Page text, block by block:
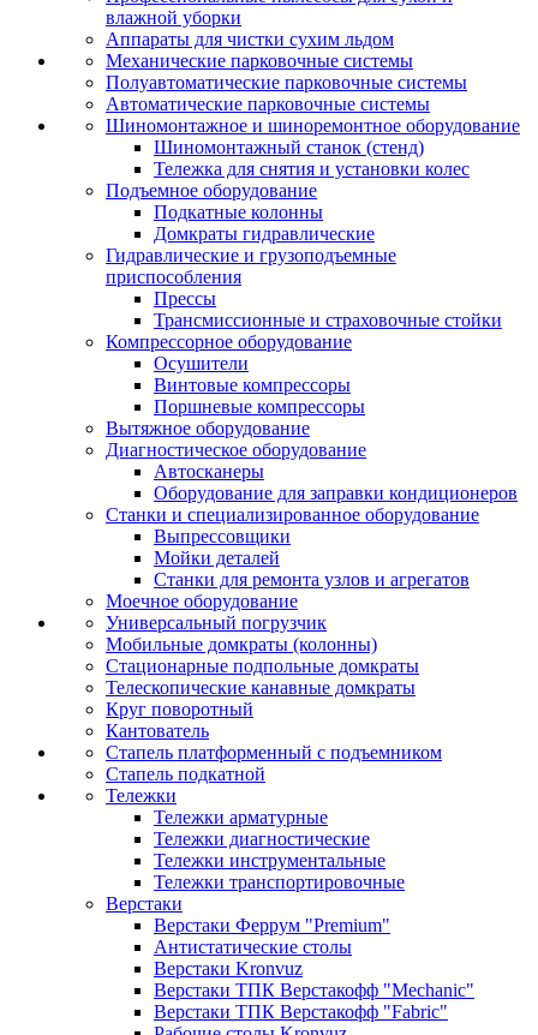
влажной уборки
Аппараты для чистки сухим льдом
Механические парковочные системы
Полуавтоматические парковочные системы
Автоматические парковочные системы
Шиномонтажное и шиноремонтное оборудование
Шиномонтажный станок (стенд)
Тележка для снятия и установки колес
Подъемное оборудование
Подкатные колонны
Домкраты гидравлические
Гидравлические и грузоподъемные
приспособления
Прессы
Трансмиссионные и страховочные стойки
Компрессорное оборудование
Осушители
Винтовые компрессоры
Поршневые компрессоры
Вытяжное оборудование
Диагностическое оборудование
Автосканеры
Оборудование для заправки кондиционеров
Станки и специализированное оборудование
Выпрессовщики
Мойки деталей
Станки для ремонта узлов и агрегатов
Моечное оборудование
Универсальный погрузчик
Мобильные домкраты (колонны)
Стационарные подпольные домкраты
Телескопические канавные домкраты
Круг поворотный
Кантователь
Стапель платформенный с подъемником
Стапель подкатной
Тележки
Тележки арматурные
Тележки диагностические
Тележки инструментальные
Тележки транспортировочные
Верстаки
Верстаки Феррум "Premium"
Антистатические столы
Верстаки Kronvuz
Верстаки ТПК Верстакофф "Mechanic"
Верстаки ТПК Верстакофф "Fabric"